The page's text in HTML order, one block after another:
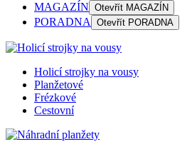
MAGAZÍN Otevřít MAGAZÍN
PORADNA Otevřít PORADNA
Holicí strojky na vousy
Planžetové
Frézkové
Cestovní